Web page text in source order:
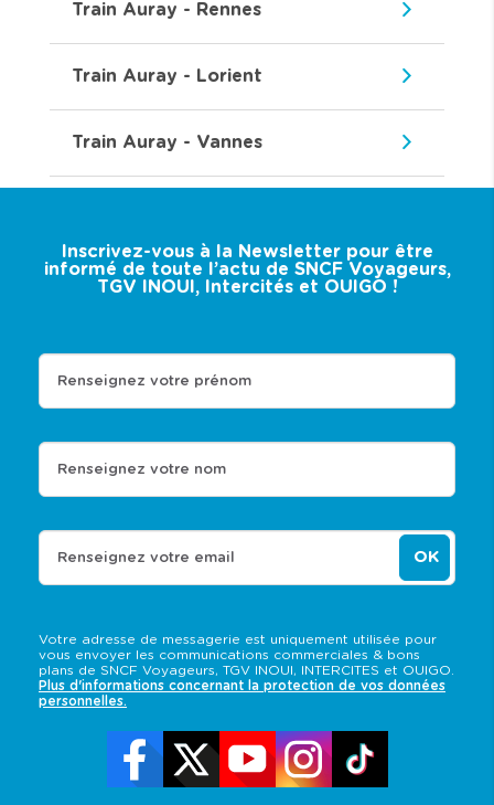
Train Auray - Rennes
Train Auray - Lorient
Train Auray - Vannes
Inscrivez-vous à la Newsletter pour être
informé de toute l’actu de SNCF Voyageurs,
TGV INOUI, Intercités et OUIGO !
Votre adresse de messagerie est uniquement utilisée pour
vous envoyer les communications commerciales & bons
plans de SNCF Voyageurs, TGV INOUI, INTERCITES et OUIGO.
Plus d'informations concernant la protection de vos données
personnelles.
Renseignez votre prénom
Renseignez votre nom
Renseignez votre email OK